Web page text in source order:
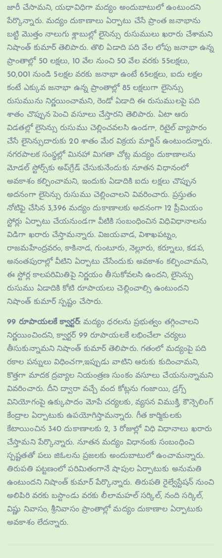
జారీ చేసామని, యధావిధిగా మద్యం అందుబాటులో ఉంటుందని
పేర్కొన్నారు. మద్యం దుకాణాలు ఏర్పాటు చేసే ప్రాంత జనాభాను
బట్టి మొత్తం నాలుగు శ్లాబుల్లో లైసెన్సు రుసుములు ఖరారు చేశామని
నిషాంత్ కుమార్ తెలిపారు. తొలి ఏడాది పది వేల లోపు జనాభా ఉన్న
ప్రాంతాల్లో 50 లక్షలు, 10 వేల నుంచి 50 వేల వరకు 55లక్షలు,
50,001 నుండి 5లక్షల వరకు జనాభా ఉంటే 65లక్షలు, ఐదు లక్షల
కంటే ఎక్కువ జనాభా ఉన్న ప్రాంతాల్లో 85 లక్షలుగా లైసెన్సు
రుసుమును నిర్ణయించామని, రెండో ఏడాది ఈ రుసుములపై పది
శాతం చొప్పున పెంచి వసూలు చేస్తారని తెలిపారు. ఏటా ఆరు
విడతల్లో లైసెన్సు రుసుము చెల్లించవలసి ఉండగా, రిటైల్‌ వ్యాపారం
చేసే లైసెన్సుదారుకు 20 శాతం మేర విక్రయ మార్జిన్ ఉంటుందన్నారు.
నగరపాలక సంస్థల్లో మినహా మిగతా చోట్ల మద్యం దుకాణాలను
మోడల్‌ స్టోర్స్‌కు అప్‌గ్రేడ్‌ చేసుకునేందుకు నూతన విధానంలో
అవకాశం కల్పించామని, ఇందుకు ఏడాదికి ఐదు లక్షలు చొప్పున
అదనంగా లైసెన్సు రుసుము చెల్లించాలని వివరించారు. ప్రస్తుతం
నోటిఫై చేసిన 3,396 మద్యం దుకాణాలకు అదనంగా 12 ప్రీమియం
స్టోర్లు ఏర్పాటు చేయనుండగా వీటికి సంబంధించిన విధివిధానాలను
విడిగా ఖరారు చేస్తామన్నారు. విజయవాడ, విశాఖపట్నం,
రాజమహేంద్రవరం, కాకినాడ, గుంటూరు, నెల్లూరు, కర్నూలు, కడప,
అనంతపురాల్లో వీటిని ఏర్పాటు చేసేందుకు అవకాశం కల్పించామని,
ఈ స్టోర్ల కాలపరిమితిపై నిర్ణయం తీసుకోవలసి ఉందని, లైసెన్సు
రుసుము ఏడాదికి కోటి రూపాయలు చెల్లించాల్సి ఉంటుందని
నిషాంత్ కుమార్ స్పష్టం చేసారు.
99 రూపాయలకే క్వార్టర్‌:మద్యం ధరలను ప్రభుత్వం తగ్గించాలని
నిర్ణయించిందని, క్వార్టర్‌ 99 రూపాయలకే లభించేలా చర్యలు
తీసుకున్నామని నిషాంత్ కుమార్ తెలిపారు. గతంలో మద్యంపై పది
రకాల పన్నులు విధించగా,ఇప్పుడు వాటిని ఆరుకు కుదించామని,
కొత్తగా మాదక ద్రవ్యాల నియంత్రణ సుంకం వసూలు చేయనున్నామని
వివరించారు. దీని ద్వారా వచ్చే వంద కోట్లను గంజాయి, డ్రగ్స్‌
వినియోగంపై ఉక్కుపాదం మోపే చర్యలకు, వ్యసన విముక్తి, కౌన్సెలింగ్‌
కేంద్రాల ఏర్పాటుకు ఉపయోగిస్తామన్నారు. గీత కార్మికులకు
కేటాయించిన 340 దుకాణాలకు 2, 3 రోజుల్లో విధి విధానాలు ఖరారు
చేస్తామని పేర్కొన్నారు. నూతన మద్యం విధానంకు సంబంధించి
స్పష్టతతో పలు జిఓలను ప్రజలకు అందుబాటులో ఉంచామన్నారు.
తిరుపతి పట్టణంలో పరిమితంగానే షాపుల ఏర్పాటుకు అనుమతి
ఉంటుందని నిషాంత్ కుమార్ పేర్కొన్నారు. తిరుపతి రైల్వేస్టేషన్‌ నుంచి
అలిపిరి వరకు బస్టాండు వరకు లీలామహల్‌ సర్కిల్, నంది సర్కిల్,
విష్ణు నివాసం, శ్రీనివాసం ప్రాంతాల్లో మద్యం దుకాణాల ఏర్పాటుకు
అవకాశం లేదన్నారు.